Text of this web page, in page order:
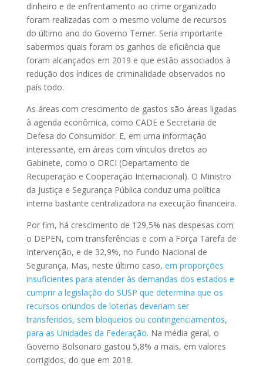
dinheiro e de enfrentamento ao crime organizado
foram realizadas com o mesmo volume de recursos
do último ano do Governo Temer. Seria importante
sabermos quais foram os ganhos de eficiência que
foram alcançados em 2019 e que estão associados à
redução dos índices de criminalidade observados no
país todo.
As áreas com crescimento de gastos são áreas ligadas
à agenda econômica, como CADE e Secretaria de
Defesa do Consumidor. E, em uma informação
interessante, em áreas com vínculos diretos ao
Gabinete, como o DRCI (Departamento de
Recuperação e Cooperação Internacional). O Ministro
da Justiça e Segurança Pública conduz uma política
interna bastante centralizadora na execução financeira.
Por fim, há crescimento de 129,5% nas despesas com
o DEPEN, com transferências e com a Força Tarefa de
Intervenção, e de 32,9%, no Fundo Nacional de
Segurança, Mas, neste último caso, em proporções
insuficientes para atender às demandas dos estados e
cumprir a legislação do SUSP que determina que os
recursos oriundos de loterias deveriam ser
transferidos, sem bloqueios ou contingenciamentos,
para as Unidades da Federação. Na média geral, o
Governo Bolsonaro gastou 5,8% a mais, em valores
corrigidos, do que em 2018.